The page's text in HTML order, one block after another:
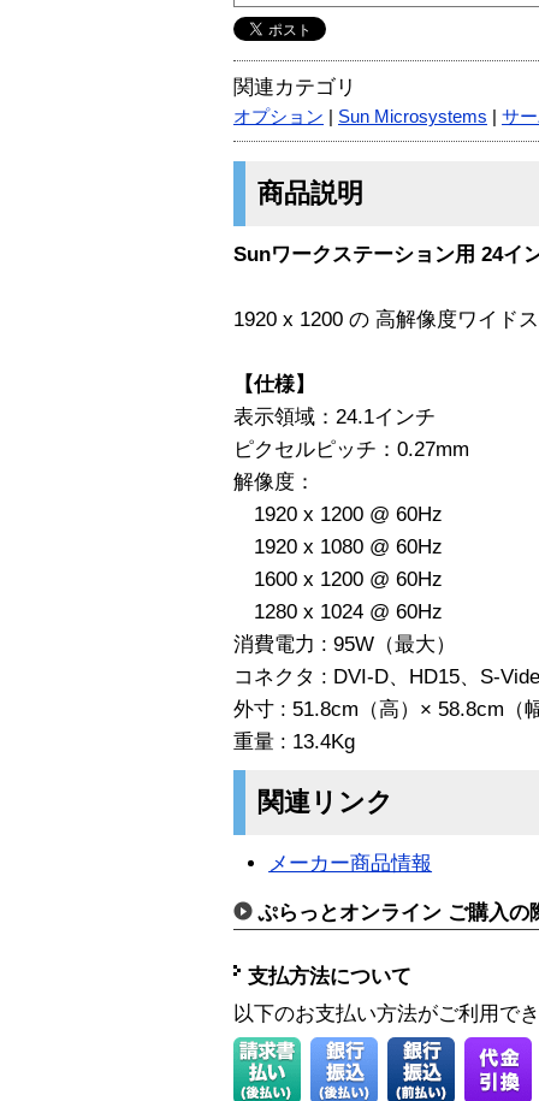
関連カテゴリ
オプション Sun Microsystems サ
商品説明
Sunワークステーション用 24イ
1920 x 1200 の 高解像度ワイド
【仕様】
表示領域：24.1インチ
ピクセルピッチ：0.27mm
解像度：
1920 x 1200 @ 60Hz
1920 x 1080 @ 60Hz
1600 x 1200 @ 60Hz
1280 x 1024 @ 60Hz
消費電力 : 95W（最大）
コネクタ : DVI-D、HD15、S-
外寸 : 51.8cm（高）× 58.8cm（
重量 : 13.4Kg
関連リンク
メーカー商品情報
ぷらっとオンライン ご購入の
支払方法について
以下のお支払い方法がご利用で